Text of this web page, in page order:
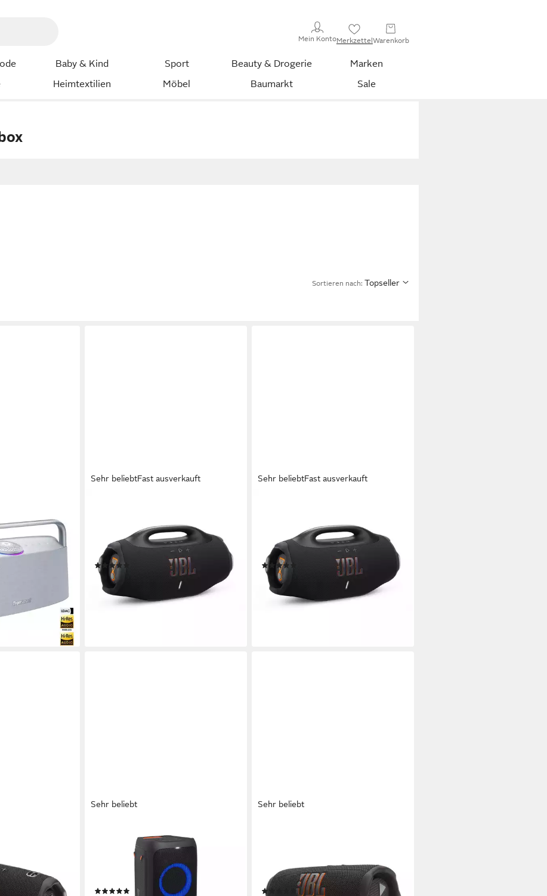
Mein KontoMerkzettelWarenkorb
Baby & Kind Sport Beauty & Drogerie
Marken
Heimtextilien Möbel Baumarkt Sale
Sortieren nach: Topseller
mit APP Home
bei dir
Sehr beliebtFast ausverkauft
Netzwerkstandard
65 W Gesamtleistung
28 Std. Max. Akkulaufzeit
(24)
399,99 € UVP
499,99 €
19,87 €
Sehr beliebtFast ausverkauft
Netzwerkstandard
65 W Gesamtleistung
28 Std. Max. Akkulaufzeit
(24)
399,99 € UVP
499,99 €
19,87 €
Sehr beliebt
PartyBox 310 Party-Lautsprecher
Gesamtleistung
Max. Akkulaufzeit
(249)
Sehr beliebt
Gesamtleistung
0,83 kg Gewicht
(82)